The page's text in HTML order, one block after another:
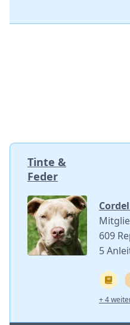
Tinte &
Feder
609
5
+ 4